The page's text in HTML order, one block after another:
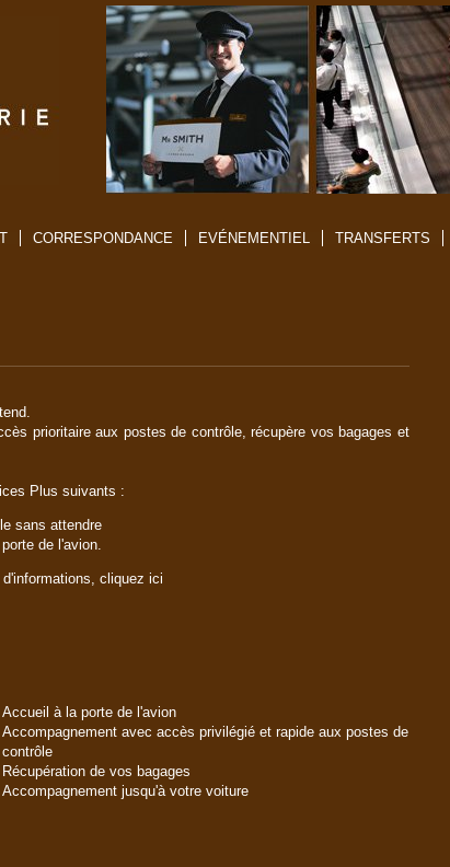
CORRESPONDANCE EVÉNEMENTIEL TRANSFERTS
prioritaire aux postes de contrôle, récupère vos bagages et
Plus suivants :
sans attendre
de l'avion.
cliquez ici
Accueil à la porte de l'avion
Accompagnement avec accès privilégié et rapide aux postes de
contrôle
Récupération de vos bagages
Accompagnement jusqu'à votre voiture